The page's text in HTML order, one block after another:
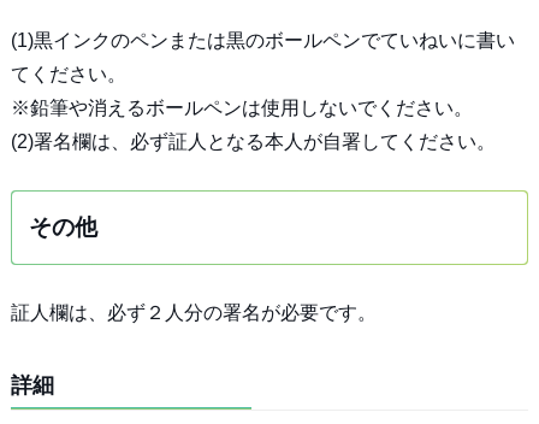
(1)黒インクのペンまたは黒のボールペンでていねいに書い
てください。
※鉛筆や消えるボールペンは使用しないでください。
(2)署名欄は、必ず証人となる本人が自署してください。
その他
証人欄は、必ず２人分の署名が必要です。
詳細